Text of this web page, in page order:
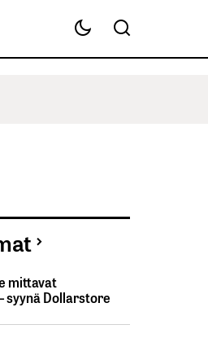
mittavat
syynä Dollarstore